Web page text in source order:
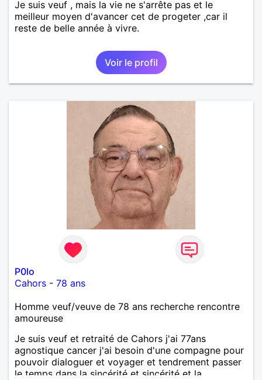
Je suis veuf , mais la vie ne s'arrête pas et le
meilleur moyen d'avancer cet de progeter ,car il
reste de belle année à vivre.
Voir le profil
P0lo
Cahors - 78 ans
Homme veuf/veuve de 78 ans recherche rencontre
amoureuse
Je suis veuf et retraité de Cahors j'ai 77ans
agnostique cancer j'ai besoin d'une compagne pour
pouvoir dialoguer et voyager et tendrement passer
le temps dans la sincérité et sincérité et la